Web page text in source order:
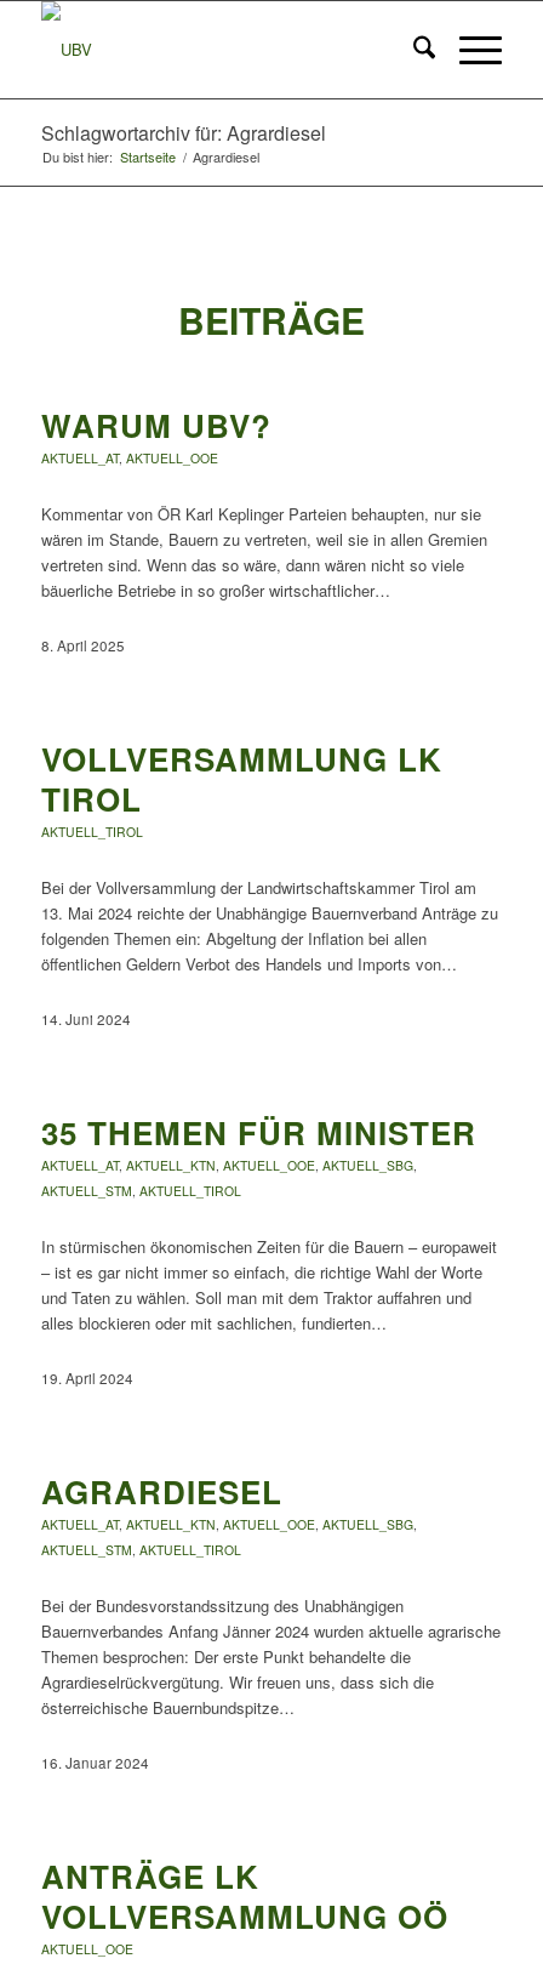
Schlagwortarchiv für: Agrardiesel
Du bist hier: Startseite / Agrardiesel
BEITRÄGE
WARUM UBV?
AKTUELL_AT, AKTUELL_OOE
Kommentar von ÖR Karl Keplinger Parteien behaupten, nur sie
wären im Stande, Bauern zu vertreten, weil sie in allen Gremien
vertreten sind. Wenn das so wäre, dann wären nicht so viele
bäuerliche Betriebe in so großer wirtschaftlicher…
8. April 2025
VOLLVERSAMMLUNG LK
TIROL
AKTUELL_TIROL
Bei der Vollversammlung der Landwirtschaftskammer Tirol am
13. Mai 2024 reichte der Unabhängige Bauernverband Anträge zu
folgenden Themen ein: Abgeltung der Inflation bei allen
öffentlichen Geldern Verbot des Handels und Imports von…
14. Juni 2024
35 THEMEN FÜR MINISTER
AKTUELL_AT, AKTUELL_KTN, AKTUELL_OOE, AKTUELL_SBG,
AKTUELL_STM, AKTUELL_TIROL
In stürmischen ökonomischen Zeiten für die Bauern – europaweit
– ist es gar nicht immer so einfach, die richtige Wahl der Worte
und Taten zu wählen. Soll man mit dem Traktor auffahren und
alles blockieren oder mit sachlichen, fundierten…
19. April 2024
AGRARDIESEL
AKTUELL_AT, AKTUELL_KTN, AKTUELL_OOE, AKTUELL_SBG,
AKTUELL_STM, AKTUELL_TIROL
Bei der Bundesvorstandssitzung des Unabhängigen
Bauernverbandes Anfang Jänner 2024 wurden aktuelle agrarische
Themen besprochen: Der erste Punkt behandelte die
Agrardieselrückvergütung. Wir freuen uns, dass sich die
österreichische Bauernbundspitze…
16. Januar 2024
ANTRÄGE LK
VOLLVERSAMMLUNG OÖ
AKTUELL_OOE